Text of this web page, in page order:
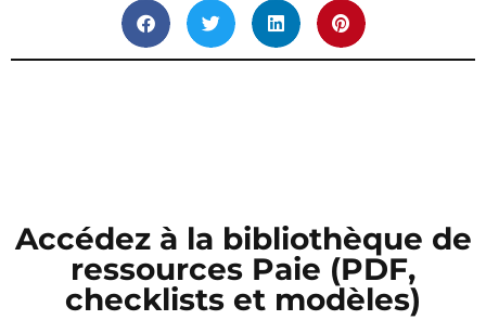
Accédez à la bibliothèque de
ressources Paie (PDF,
checklists et modèles)